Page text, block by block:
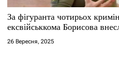
За фігуранта чотирьох
ексвійськкома Борисова
26 Вересня, 2025